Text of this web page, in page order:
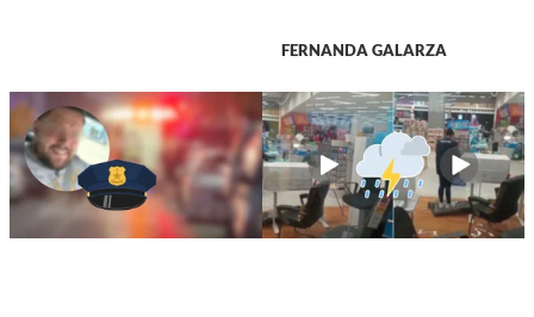
FERNANDA GALARZA